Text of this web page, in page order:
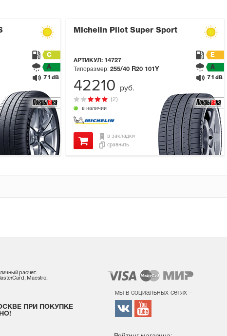
C
A
71 dB
Michelin Pilot Super Sport
АРТИКУЛ: 14727
в наличии
(2)
Типоразмер: 255/40 R20 101Y
E
A
71 dB
в закладки
сравнить
42210 руб.
расчет.
Maestro.
ПРИ ПОКУПКЕ
мы в социальных сетях –